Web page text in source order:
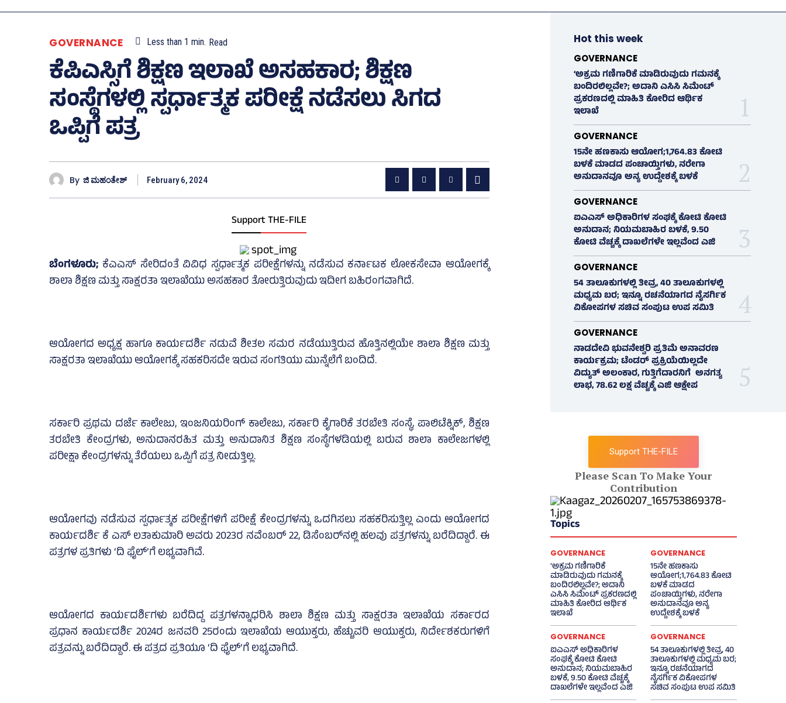
GOVERNANCE Less than 1 min. Read
ಕೆಪಿಎಸ್ಸಿಗೆ ಶಿಕ್ಷಣ ಇಲಾಖೆ ಅಸಹಕಾರ; ಶಿಕ್ಷಣ
ಸಂಸ್ಥೆಗಳಲ್ಲಿ ಸ್ಪರ್ಧಾತ್ಮಕ ಪರೀಕ್ಷೆ ನಡೆಸಲು ಸಿಗದ
ಒಪ್ಪಿಗೆ ಪತ್ರ
By ಜಿ ಮಹಂತೇಶ್ February 6, 2024
Support THE-FILE
ಬೆಂಗಳೂರು; ಕೆಎಎಸ್‌ ಸೇರಿದಂತೆ ವಿವಿಧ ಸ್ಪರ್ಧಾತ್ಮಕ ಪರೀಕ್ಷೆಗಳನ್ನು ನಡೆಸುವ ಕರ್ನಾಟಕ ಲೋಕಸೇವಾ ಆಯೋಗಕ್ಕೆ
ಶಾಲಾ ಶಿಕ್ಷಣ ಮತ್ತು ಸಾಕ್ಷರತಾ ಇಲಾಖೆಯು ಅಸಹಕಾರ ತೋರುತ್ತಿರುವುದು ಇದೀಗ ಬಹಿರಂಗವಾಗಿದೆ.
ಆಯೋಗದ ಅಧ್ಯಕ್ಷ ಹಾಗೂ ಕಾರ್ಯದರ್ಶಿ ನಡುವೆ ಶೀತಲ ಸಮರ ನಡೆಯುತ್ತಿರುವ ಹೊತ್ತಿನಲ್ಲಿಯೇ ಶಾಲಾ ಶಿಕ್ಷಣ ಮತ್ತು
ಸಾಕ್ಷರತಾ ಇಲಾಖೆಯು ಆಯೋಗಕ್ಕೆ ಸಹಕರಿಸದೇ ಇರುವ ಸಂಗತಿಯು ಮುನ್ನೆಲೆಗೆ ಬಂದಿದೆ.
ಸರ್ಕಾರಿ ಪ್ರಥಮ ದರ್ಜೆ ಕಾಲೇಜು, ಇಂಜನಿಯರಿಂಗ್‌ ಕಾಲೇಜು, ಸರ್ಕಾರಿ ಕೈಗಾರಿಕೆ ತರಬೇತಿ ಸಂಸ್ಥೆ, ಪಾಲಿಟೆಕ್ನಿಕ್‌, ಶಿಕ್ಷಣ
ತರಬೇತಿ ಕೇಂದ್ರಗಳು, ಅನುದಾನರಹಿತ ಮತ್ತು ಅನುದಾನಿತ ಶಿಕ್ಷಣ ಸಂಸ್ಥೆಗಳಡಿಯಲ್ಲಿ ಬರುವ ಶಾಲಾ ಕಾಲೇಜಗಳಲ್ಲಿ
ಪರೀಕ್ಷಾ ಕೇಂದ್ರಗಳನ್ನು ತೆರೆಯಲು ಒಪ್ಪಿಗೆ ಪತ್ರ ನೀಡುತ್ತಿಲ್ಲ.
ಆಯೋಗವು ನಡೆಸುವ ಸ್ಪರ್ಧಾತ್ಮಕ ಪರೀಕ್ಷೆಗಳಿಗೆ ಪರೀಕ್ಷೆ ಕೇಂದ್ರಗಳನ್ನು ಒದಗಿಸಲು ಸಹಕರಿಸುತ್ತಿಲ್ಲ ಎಂದು ಆಯೋಗದ
ಕಾರ್ಯದರ್ಶಿ ಕೆ ಎಸ್‌ ಲತಾಕುಮಾರಿ ಅವರು 2023ರ ನವೆಂಬರ್‌ 22, ಡಿಸೆಂಬರ್‌ನಲ್ಲಿ ಹಲವು ಪತ್ರಗಳನ್ನು ಬರೆದಿದ್ದಾರೆ. ಈ
ಪತ್ರಗಳ ಪ್ರತಿಗಳು ‘ದಿ ಫೈಲ್‌’ಗೆ ಲಭ್ಯವಾಗಿವೆ.
ಆಯೋಗದ ಕಾರ್ಯದರ್ಶಿಗಳು ಬರೆದಿದ್ದ ಪತ್ರಗಳನ್ನಾಧರಿಸಿ ಶಾಲಾ ಶಿಕ್ಷಣ ಮತ್ತು ಸಾಕ್ಷರತಾ ಇಲಾಖೆಯ ಸರ್ಕಾರದ
ಪ್ರಧಾನ ಕಾರ್ಯದರ್ಶಿ 2024ರ ಜನವರಿ 25ರಂದು ಇಲಾಖೆಯ ಆಯುಕ್ತರು, ಹೆಚ್ಚುವರಿ ಆಯುಕ್ತರು, ನಿರ್ದೇಶಕರುಗಳಿಗೆ
ಪತ್ರವನ್ನು ಬರೆದಿದ್ದಾರೆ. ಈ ಪತ್ರದ ಪ್ರತಿಯೂ ‘ದಿ ಫೈಲ್‌’ಗೆ ಲಭ್ಯವಾಗಿದೆ.
Hot this week
GOVERNANCE
‘ಅಕ್ರಮ ಗಣಿಗಾರಿಕೆ ಮಾಡಿರುವುದು ಗಮನಕ್ಕೆ
ಬಂದಿರಲಿಲ್ಲವೇ?; ಅದಾನಿ ಎಸಿಸಿ ಸಿಮೆಂಟ್
ಪ್ರಕರಣದಲ್ಲಿ ಮಾಹಿತಿ ಕೋರಿದ ಆರ್ಥಿಕ
ಇಲಾಖೆ
GOVERNANCE
15ನೇ ಹಣಕಾಸು ಆಯೋಗ;1,764.83 ಕೋಟಿ
ಬಳಕೆ ಮಾಡದ ಪಂಚಾಯ್ತಿಗಳು, ನರೇಗಾ
ಅನುದಾನವೂ ಅನ್ಯ ಉದ್ದೇಶಕ್ಕೆ ಬಳಕೆ
GOVERNANCE
ಐಎಎಸ್‌ ಅಧಿಕಾರಿಗಳ ಸಂಘಕ್ಕೆ ಕೋಟಿ ಕೋಟಿ
ಅನುದಾನ; ನಿಯಮಬಾಹಿರ ಬಳಕೆ, 9.50
ಕೋಟಿ ವೆಚ್ಚಕ್ಕೆ ದಾಖಲೆಗಳೇ ಇಲ್ಲವೆಂದ ಎಜಿ
GOVERNANCE
54 ತಾಲೂಕುಗಳಲ್ಲಿ ತೀವ್ರ, 40 ತಾಲೂಕುಗಳಲ್ಲಿ
ಮಧ್ಯಮ ಬರ; ಇನ್ನೂ ರಚನೆಯಾಗದ ನೈಸರ್ಗಿಕ
ವಿಕೋಪಗಳ ಸಚಿವ ಸಂಪುಟ ಉಪ ಸಮಿತಿ
GOVERNANCE
ನಾಡದೇವಿ ಭುವನೇಶ್ವರಿ ಪ್ರತಿಮೆ ಅನಾವರಣ
ಕಾರ್ಯಕ್ರಮ; ಟೆಂಡರ್ ಪ್ರಕ್ರಿಯೆಯಿಲ್ಲದೇ
ವಿದ್ಯುತ್‌ ಅಲಂಕಾರ, ಗುತ್ತಿಗೆದಾರನಿಗೆ ಅನಗತ್ಯ
ಲಾಭ, 78.62 ಲಕ್ಷ ವೆಚ್ಚಕ್ಕೆ ಎಜಿ ಆಕ್ಷೇಪ
Support THE-FILE
Please Scan To Make Your
Contribution
Topics
GOVERNANCE
‘ಅಕ್ರಮ ಗಣಿಗಾರಿಕೆ
ಮಾಡಿರುವುದು ಗಮನಕ್ಕೆ
ಬಂದಿರಲಿಲ್ಲವೇ?; ಅದಾನಿ
ಎಸಿಸಿ ಸಿಮೆಂಟ್ ಪ್ರಕರಣದಲ್ಲಿ
ಮಾಹಿತಿ ಕೋರಿದ ಆರ್ಥಿಕ
ಇಲಾಖೆ
GOVERNANCE
15ನೇ ಹಣಕಾಸು
ಆಯೋಗ;1,764.83 ಕೋಟಿ
ಬಳಕೆ ಮಾಡದ
ಪಂಚಾಯ್ತಿಗಳು, ನರೇಗಾ
ಅನುದಾನವೂ ಅನ್ಯ
ಉದ್ದೇಶಕ್ಕೆ ಬಳಕೆ
GOVERNANCE
ಐಎಎಸ್‌ ಅಧಿಕಾರಿಗಳ
ಸಂಘಕ್ಕೆ ಕೋಟಿ ಕೋಟಿ
ಅನುದಾನ; ನಿಯಮಬಾಹಿರ
ಬಳಕೆ, 9.50 ಕೋಟಿ ವೆಚ್ಚಕ್ಕೆ
ದಾಖಲೆಗಳೇ ಇಲ್ಲವೆಂದ ಎಜಿ
GOVERNANCE
54 ತಾಲೂಕುಗಳಲ್ಲಿ ತೀವ್ರ, 40
ತಾಲೂಕುಗಳಲ್ಲಿ ಮಧ್ಯಮ ಬರ;
ಇನ್ನೂ ರಚನೆಯಾಗದ
ನೈಸರ್ಗಿಕ ವಿಕೋಪಗಳ
ಸಚಿವ ಸಂಪುಟ ಉಪ ಸಮಿತಿ